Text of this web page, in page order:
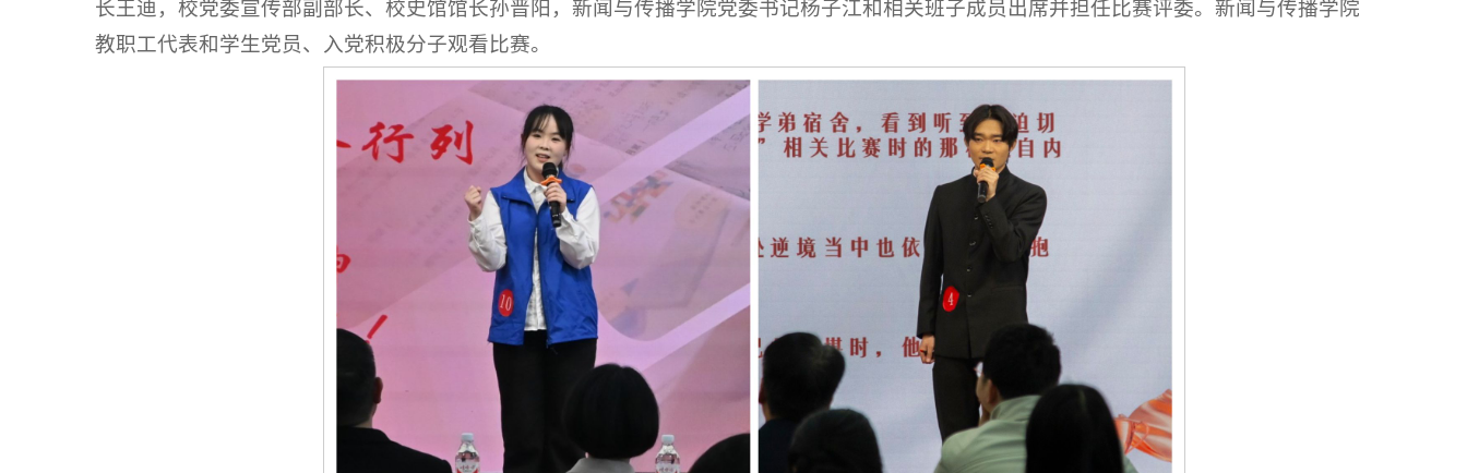
长王迪，校党委宣传部副部长、校史馆馆长孙晋阳，新闻与传播学院党委书记杨子江和相关班子成员出席并担任比赛评委。新闻与传播学院
教职工代表和学生党员、入党积极分子观看比赛。